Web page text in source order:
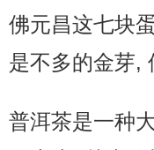
佛元昌这七块
是不多的金芽,
普洱茶是一种